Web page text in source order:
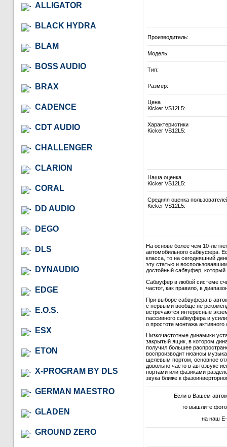
ALLIGATOR
BLACK HYDRA
BLAM
BOSS AUDIO
BRAX
CADENCE
CDT AUDIO
CHALLENGER
CLARION
CORAL
DD AUDIO
DEGO
DLS
DYNAUDIO
EDGE
E.O.S.
ESX
ETON
X-PROGRAM BY DLS
GERMAN MAESTRO
GLADEN
GROUND ZERO
Производитель:
Модель:
Тип:
Размер:
Цена
Kicker VS12L5:
Характеристики
Kicker VS12L5:
Наша оценка
Kicker VS12L5:
Средняя оценка
Kicker VS12L5:
На основе более чем 10-
автомобильного сабвуфера.
класса, то на сегодняшний
эту статью и
достойный сабвуфер, который
Сабвуфер в любой системе
частот, как правило, в
При выборе сабвуфера в
с первыми вообще не
встречаются интересные
пассивного сабвуфера и
о простоте монтажа
Низкочастотные динамики
закрытый ящик, в котором
получил большее
воспроизводит нюансы
щелевым портом, основное
довольно часто в автозвуке
портами или фазиками
звука ближе к
Если в Вашем
то вышлите
на наш